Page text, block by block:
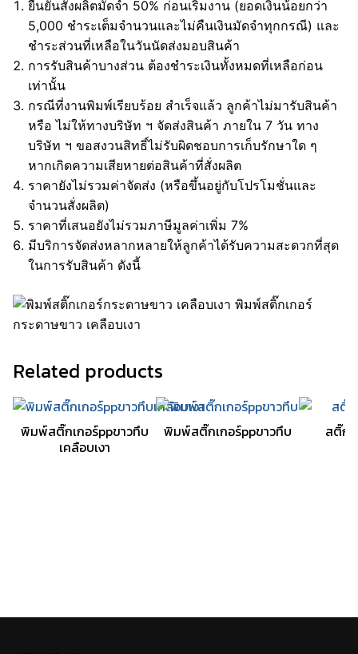
ยืนยันสั่งผลิตมัดจำ 50% ก่อนเริ่มงาน (ยอดเงินน้อยกว่า
5,000 ชำระเต็มจำนวนและไม่คืนเงินมัดจำทุกกรณี) และ
ชำระส่วนที่เหลือในวันนัดส่งมอบสินค้า
การรับสินค้าบางส่วน ต้องชำระเงินทั้งหมดที่เหลือก่อน
เท่านั้น
กรณีที่งานพิมพ์เรียบร้อย สำเร็จแล้ว ลูกค้าไม่มารับสินค้า
หรือ ไม่ให้ทางบริษัท ฯ จัดส่งสินค้า ภายใน 7 วัน ทาง
บริษัท ฯ ขอสงวนสิทธิ์ไม่รับผิดชอบการเก็บรักษาใด ๆ
หากเกิดความเสียหายต่อสินค้าที่สั่งผลิต
ราคายังไม่รวมค่าจัดส่ง (หรือขึ้นอยู่กับโปรโมชั่นและ
จำนวนสั่งผลิต)
ราคาที่เสนอยังไม่รวมภาษีมูลค่าเพิ่ม 7%
มีบริการจัดส่งหลากหลายให้ลูกค้าได้รับความสะดวกที่สุด
ในการรับสินค้า ดังนี้
Related products
พิมพ์สติ๊กเกอร์ppขาวทึบ
เคลือบเงา
พิมพ์สติ๊กเกอร์ppขาวทึบ สติ๊ก